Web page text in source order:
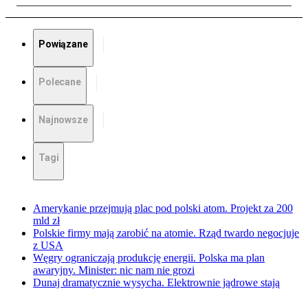
Powiązane
Polecane
Najnowsze
Tagi
Amerykanie przejmują plac pod polski atom. Projekt za 200
mld zł
Polskie firmy mają zarobić na atomie. Rząd twardo negocjuje
z USA
Węgry ograniczają produkcję energii. Polska ma plan
awaryjny. Minister: nic nam nie grozi
Dunaj dramatycznie wysycha. Elektrownie jądrowe stają